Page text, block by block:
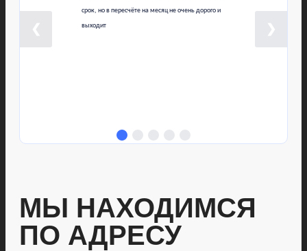
срок, но в пересчёте на месяц не очень дорого и
выходит
❮ ❯
МЫ НАХОДИМСЯ
ПО АДРЕСУ